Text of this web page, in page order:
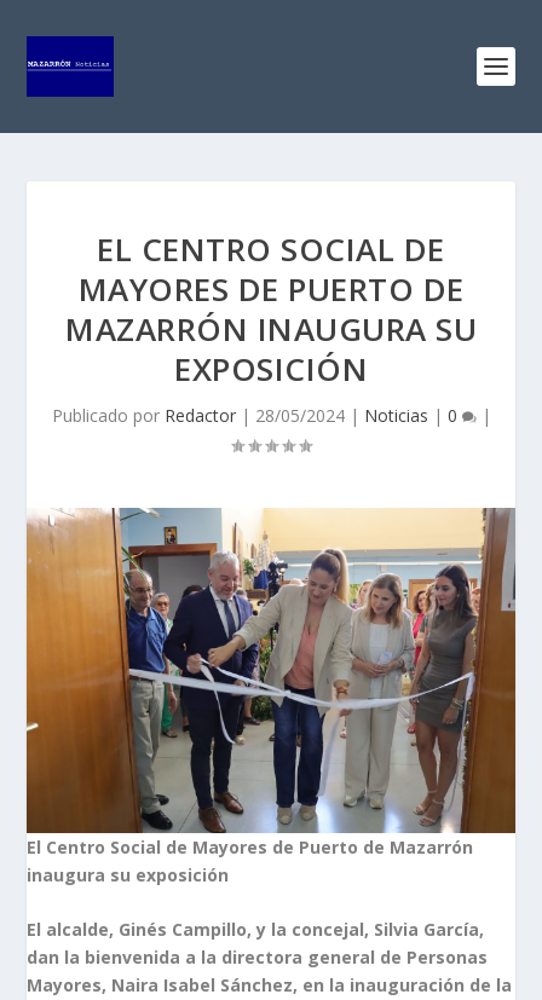
EL CENTRO SOCIAL DE
MAYORES DE PUERTO DE
MAZARRÓN INAUGURA SU
EXPOSICIÓN
Publicado por Redactor| 28/05/2024| Noticias | 0 |
El Centro Social de Mayores de Puerto de Mazarrón
inaugura su exposición
El alcalde, Ginés Campillo, y la concejal, Silvia García,
dan la bienvenida a la directora general de Personas
Mayores, Naira Isabel Sánchez, en la inauguración de la